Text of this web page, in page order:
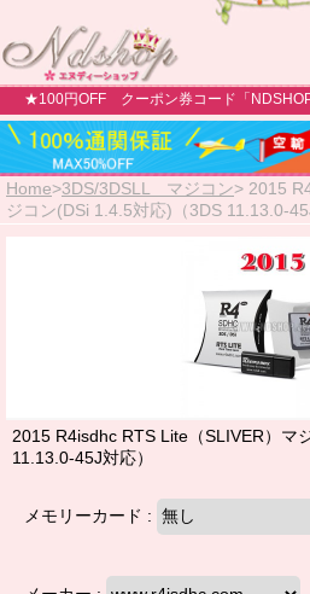
★100円OFF クーポン券コード「
Home>3DS/3DSLL マジコン> 2015
ジコン(DSi 1.4.5対応)（3DS 11.13.0-
2015 R4isdhc RTS Lite（SLIVER）マ
11.13.0-45J対応）
メモリーカード :